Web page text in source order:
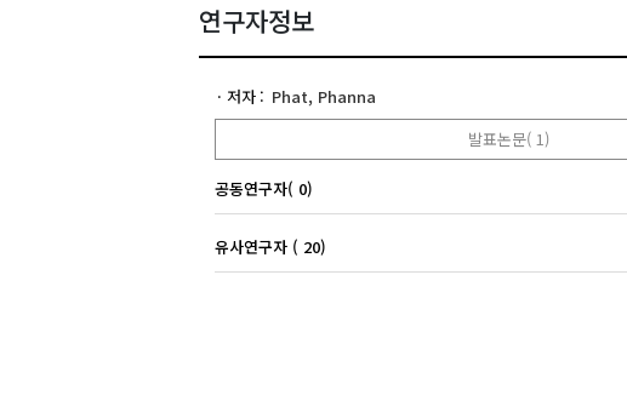
연구자정보
저자
Phat, Phanna
발표논문( 1)
공동연구자( 0)
유사연구자 ( 20)